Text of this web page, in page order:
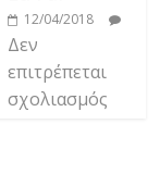
12/04/2018
Δεν
επιτρέπεται
σχολιασμός